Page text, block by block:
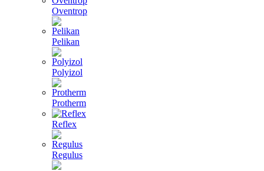
Oventrop
Pelikan
Polyizol
Protherm
Reflex
Regulus